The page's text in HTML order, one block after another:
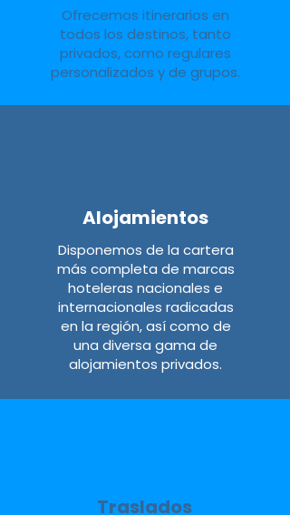
Ofrecemos itinerarios en
todos los destinos, tanto
privados, como regulares
personalizados y de grupos.
Alojamientos
Disponemos de la cartera
más completa de marcas
hoteleras nacionales e
internacionales radicadas
en la región, así como de
una diversa gama de
alojamientos privados.
Traslados